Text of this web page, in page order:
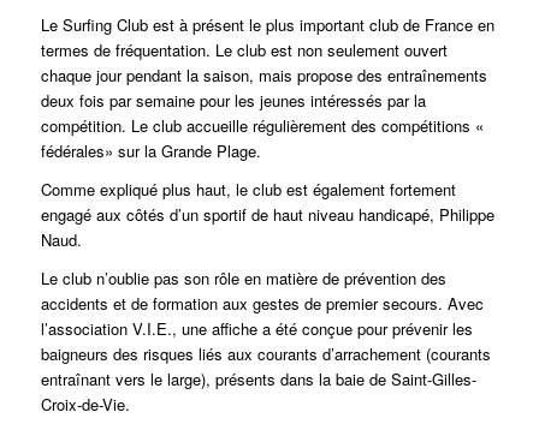
Le Surfing Club est à présent le plus important club de France en
termes de fréquentation. Le club est non seulement ouvert
chaque jour pendant la saison, mais propose des entraînements
deux fois par semaine pour les jeunes intéressés par la
compétition. Le club accueille régulièrement des compétitions «
fédérales» sur la Grande Plage.
Comme expliqué plus haut, le club est également fortement
engagé aux côtés d’un sportif de haut niveau handicapé, Philippe
Naud.
Le club n’oublie pas son rôle en matière de prévention des
accidents et de formation aux gestes de premier secours. Avec
l’association V.I.E., une affiche a été conçue pour prévenir les
baigneurs des risques liés aux courants d’arrachement (courants
entraînant vers le large), présents dans la baie de Saint-Gilles-
Croix-de-Vie.